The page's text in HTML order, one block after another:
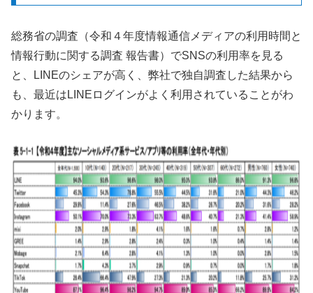
総務省の調査（令和４年度情報通信メディアの利用時間と
情報行動に関する調査 報告書）でSNSの利用率を見る
と、LINEのシェアが高く、弊社で独自調査した結果から
も、最近はLINEログインがよく利用されていることがわ
かります。